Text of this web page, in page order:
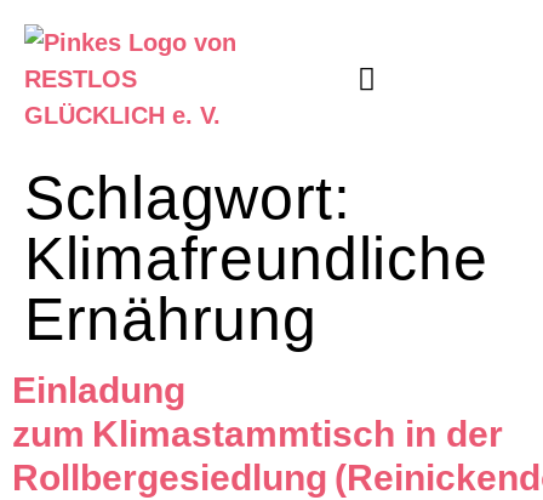
Schlagwort:
Klimafreundliche
Ernährung
Einladung
zum Klimastammtisch in der
Rollbergesiedlung